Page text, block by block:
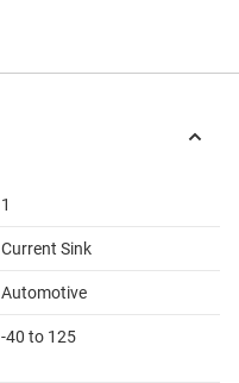
1
Current Sink
Automotive
-40 to 125